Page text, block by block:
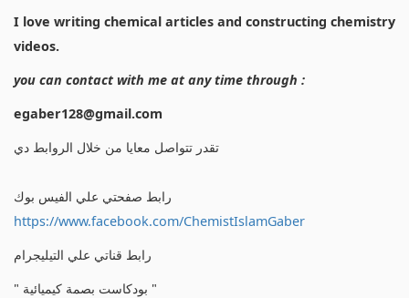
I love writing chemical articles and constructing chemistry
videos.
you can contact with me at any time through :
egaber128@gmail.com
تقدر تتواصل معايا من خلال الروابط دي
رابط صفحتي علي الفيس بوك
https://www.facebook.com/ChemistIslamGaber
رابط قناتي علي التيليجرام
" بودكاست بصمة كيميائية "